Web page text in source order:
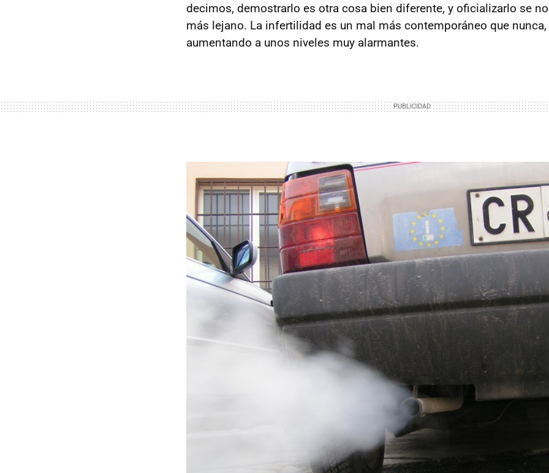
decimos, demostrarlo es otra cosa bien diferente, y oficializarlo se
más lejano. La infertilidad es un mal más contemporáneo que
aumentando a unos niveles muy alarmantes.